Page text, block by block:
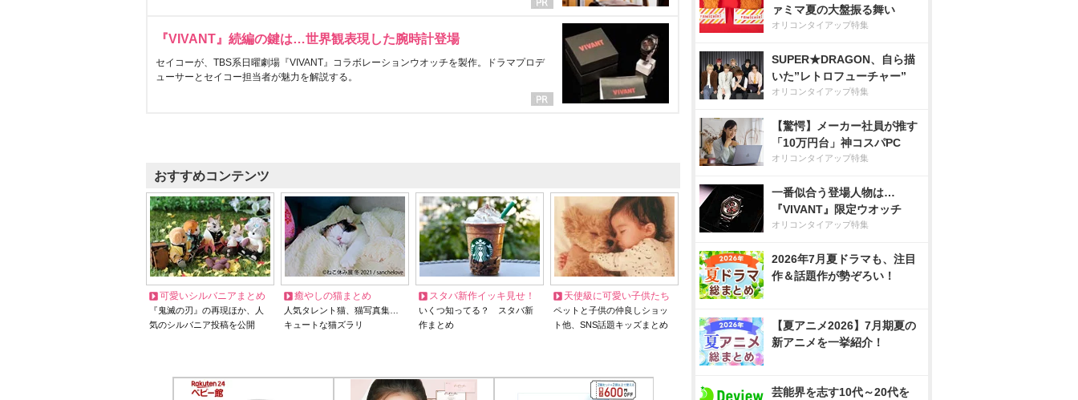
『VIVANT』続編の鍵は…世界観表現した腕時計登場
セイコーが、TBS系日曜劇場『VIVANT』コラボレーションウオッチを製作。ドラマプロデ
ューサーとセイコー担当者が魅力を解説する。
おすすめコンテンツ
可愛いシルバニアまとめ
『鬼滅の刃』の再現ほか、人
気のシルバニア投稿を公開
癒やしの猫まとめ
人気タレント猫、猫写真集…
キュートな猫ズラリ
スタバ新作イッキ見せ！
いくつ知ってる？ スタバ新
作まとめ
天使級に可愛い子供たち
ペットと子供の仲良しショッ
ト他、SNS話題キッズまとめ
ァミマ夏の大盤振る舞い
オリコンタイアップ特集
SUPER★DRAGON、自ら描
いた”レトロフューチャー”
オリコンタイアップ特集
【驚愕】メーカー社員が推す
「10万円台」神コスパPC
オリコンタイアップ特集
一番似合う登場人物は…
『VIVANT』限定ウオッチ
オリコンタイアップ特集
2026年7月夏ドラマも、注目
作＆話題作が勢ぞろい！
【夏アニメ2026】7月期夏の
新アニメを一挙紹介！
芸能界を志す10代～20代を